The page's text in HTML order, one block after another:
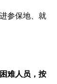
进参保地、就
难人员，按